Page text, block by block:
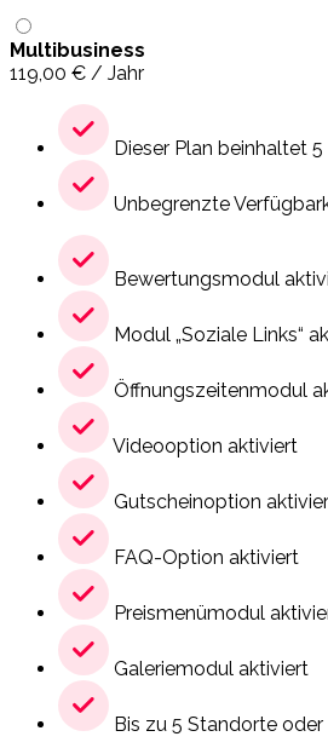
Multibusiness
119,00 € / Jahr
Dieser Plan beinhaltet
Unbegrenzte
Bewertungsmodul
Modul „Soziale Links“
Öffnungszeitenmodul
Videooption aktiviert
Gutscheinoption
FAQ-Option aktiviert
Preismenümodul
Galeriemodul aktiviert
Bis zu 5 Standorte oder